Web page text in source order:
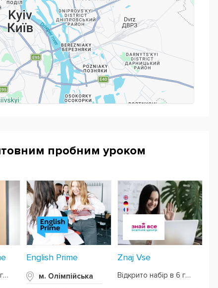
мови;
і кар'єрного розвитку.
безпосередньо з найбільшим і найвідомішим
тому учні отримують кращі навчальні матеріали.
пробним уроком
Відкрито набір в 7 груп
English Prime
м. Олімпійська
Znaj Vse
Відкрито набір в 6 груп